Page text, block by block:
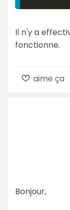
Il n'y a
fonctionne.
aime ça
Bonjour,